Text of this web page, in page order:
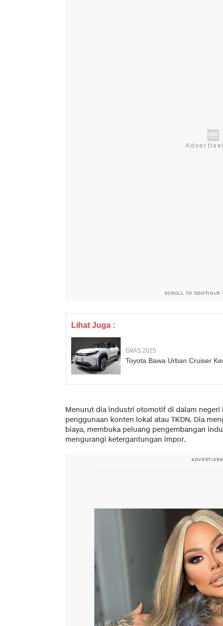
SCROLL TO CONTINUE
Lihat Juga :
GIIAS 2025
Toyota Bawa Urban Cruiser
Menurut dia industri otomotif di dalam negeri
penggunaan konten lokal atau TKDN. Dia
biaya, membuka peluang pengembangan
mengurangi ketergantungan impor.